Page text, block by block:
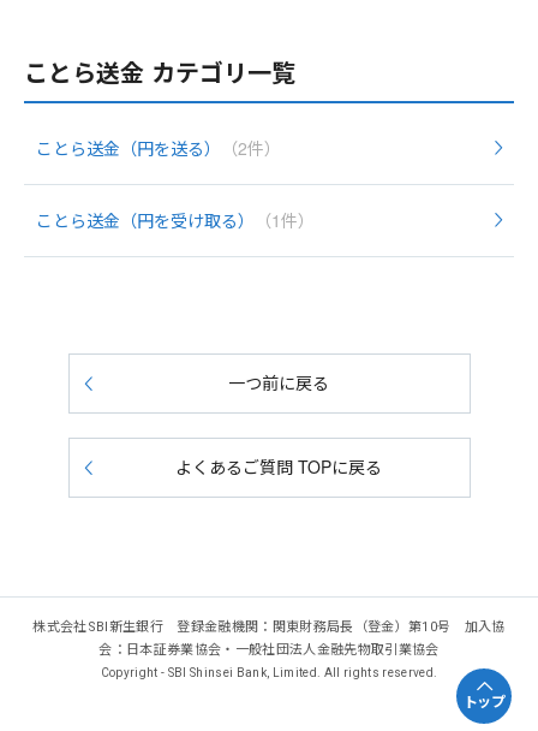
ことら送金 カテゴリ一覧
ことら送金（円を送る） （2件）
ことら送金（円を受け取る） （1件）
一つ前に戻る
よくあるご質問 TOPに戻る
株式会社SBI新生銀行 登録金融機関：関東財務局長（登金）第10号 加入協
会：日本証券業協会・一般社団法人金融先物取引業協会
Copyright - SBI Shinsei Bank, Limited. All rights reserved.
トップ